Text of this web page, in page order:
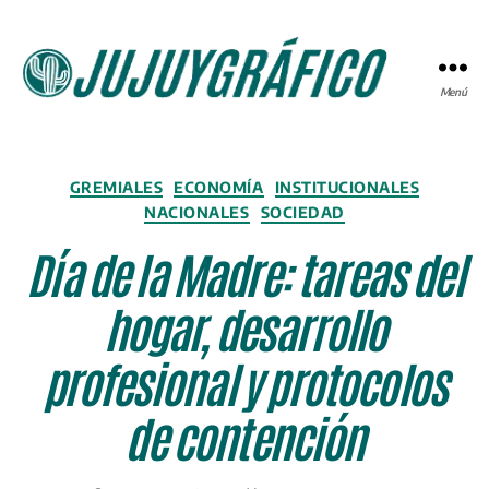
Menú
Categorías
GREMIALES ECONOMÍA
INSTITUCIONALES
NACIONALES
SOCIEDAD
Día de la Madre: tareas del
hogar, desarrollo
profesional y protocolos
de contención